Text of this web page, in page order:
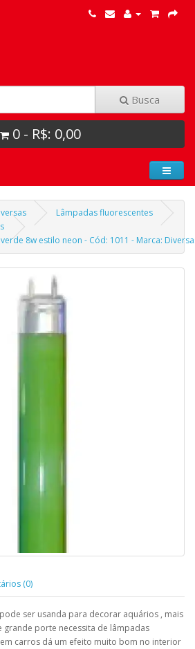
Busca
0 - R$: 0,00
Lâmpadas fluorescentes
8w estilo neon - Cód: 1011 - Marca:
(0)
ser usanda para decorar aquários , mais
porte necessita de lâmpadas
carros dá um efeito muito bom no interior